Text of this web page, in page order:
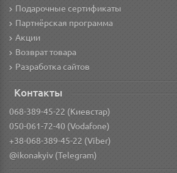
Подарочные сертификаты
Партнёрская программа
Акции
Возврат товара
Разработка сайтов
Контакты
068-389-45-22 (Киевстар)
050-061-72-40 (Vodafone)
+38-068-389-45-22 (Viber)
@ikonakyiv (Telegram)